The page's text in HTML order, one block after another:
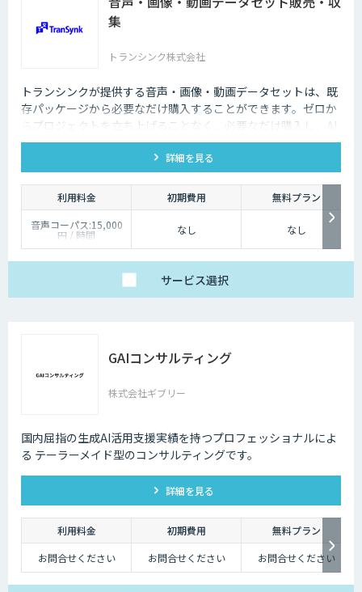
集
トランシンク株式会社
トランシンクが提供する音声・画像・動画データセットは、既
存パッケージから必要なだけ購入することができます。ゼロか
らプロジェクトを立ち上げることなく、必要なだけ購入し、AI
モデルの開発ができます。
詳細を見る
利用料金 初期費用
無料プラン
音声コーパス:15,000
円 / 時間
人物写真画像収集:300
なし なし
サービス選択
GAIコンサルティング
株式会社ギブリー
国内屈指の生成AI活用支援実績を持つプロフェッショナルによ
る テーラーメイド型のコンサルティングです。
詳細を見る
利用料金 初期費用
無料プラン
お問合せください
お問合せください お問合せください